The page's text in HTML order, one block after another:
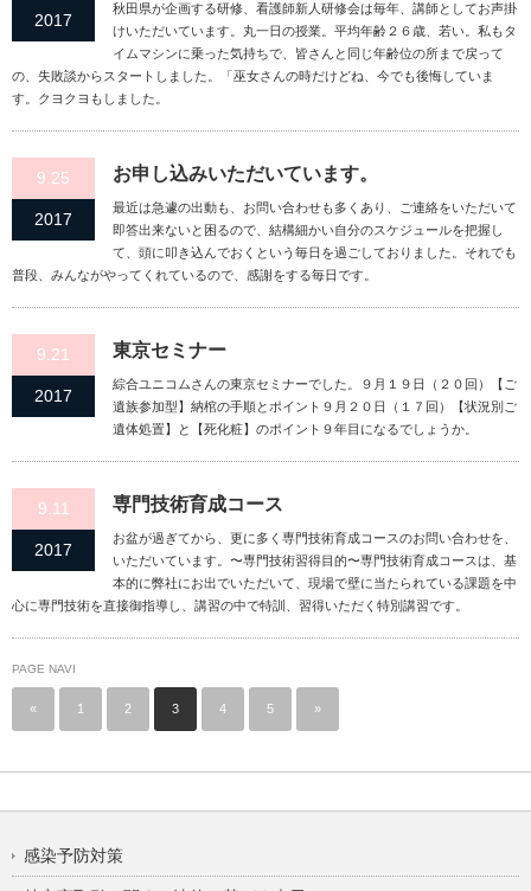
2017
秋田県が企画する研修、看護師新人研修会は毎年、講師としてお声掛
けいただいています。丸一日の授業。平均年齢２６歳、若い。私もタ
イムマシンに乗った気持ちで、皆さんと同じ年齢位の所まで戻って
の、失敗談からスタートしました。「巫女さんの時だけどね、今でも後悔していま
す。クヨクヨもしました。
9.25
2017
お申し込みいただいています。
最近は急遽の出動も、お問い合わせも多くあり、ご連絡をいただいて
即答出来ないと困るので、結構細かい自分のスケジュールを把握し
て、頭に叩き込んでおくという毎日を過ごしておりました。それでも
普段、みんながやってくれているので、感謝をする毎日です。
9.21
2017
東京セミナー
綜合ユニコムさんの東京セミナーでした。９月１９日（２０回）【ご
遺族参加型】納棺の手順とポイント９月２０日（１７回）【状況別ご
遺体処置】と【死化粧】のポイント９年目になるでしょうか。
9.11
2017
専門技術育成コース
お盆が過ぎてから、更に多く専門技術育成コースのお問い合わせを、
いただいています。〜専門技術習得目的〜専門技術育成コースは、基
本的に弊社にお出でいただいて、現場で壁に当たられている課題を中
心に専門技術を直接御指導し、講習の中で特訓、習得いただく特別講習です。
PAGE NAVI
« 1 2 3 4 5 »
感染予防対策